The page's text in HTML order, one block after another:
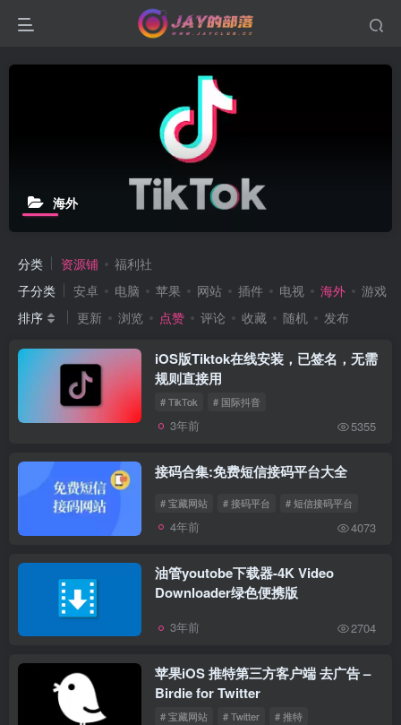
海外
分类 资源铺
福利社
子分类
安卓 电脑 苹果 网站 插件 电视 海外
游戏
排序
更新 浏览 点赞 评论 收藏 随机 发布
iOS版Tiktok在线安装，已签名，无需
规则直接用
# TikTok # 国际抖音
3年前 5355
接码合集:免费短信接码平台大全
# 宝藏网站 # 接码平台 # 短信接码平台
4年前 4073
油管youtobe下载器-4K Video
Downloader绿色便携版
3年前 2704
苹果iOS 推特第三方客户端 去广告 –
Birdie for Twitter
# 宝藏网站 # Twitter # 推特